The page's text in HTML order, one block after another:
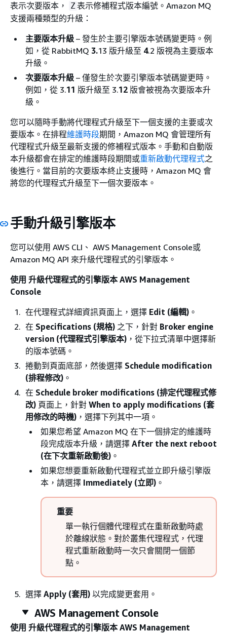
表示次要版本， Z表示修補程式版本編號。Amazon MQ
支援兩種類型的升級：
主要版本升級 – 發生於主要引擎版本號碼變更時。例
如，從 RabbitMQ 3.13 版升級至 4.2 版視為主要版本
升級。
次要版本升級 – 僅發生於次要引擎版本號碼變更時。
例如，從 3.11 版升級至 3.12 版會被視為次要版本升
級。
您可以隨時手動將代理程式升級至下一個支援的主要或次
要版本。在排程維護時段期間，Amazon MQ 會管理所有
代理程式升級至最新支援的修補程式版本。手動和自動版
本升級都會在排定的維護時段期間或重新啟動代理程式之
後進行。當目前的次要版本終止支援時，Amazon MQ 會
將您的代理程式升級至下一個次要版本。
手動升級引擎版本
您可以使用 AWS CLI、 AWS Management Console或
Amazon MQ API 來升級代理程式的引擎版本。
使用 升級代理程式的引擎版本 AWS Management
Console
在代理程式詳細資訊頁面上，選擇 Edit (編輯) 。
在 Specifications (規格) 之下，針對 Broker engine
version (代理程式引擎版本) ，從下拉式清單中選擇新
的版本號碼。
捲動到頁面底部，然後選擇 Schedule modification
(排程修改) 。
在 Schedule broker modifications (排定代理程式修
改) 頁面上，針對 When to apply modifications (套
用修改的時機) ，選擇下列其中一項。
如果您希望 Amazon MQ 在下一個排定的維護時
段完成版本升級，請選擇 After the next reboot
(在下次重新啟動後) 。
如果您想要重新啟動代理程式並立即升級引擎版
本，請選擇 Immediately (立即) 。
重要
單一執行個體代理程式在重新啟動時處
於離線狀態。對於叢集代理程式，代理
程式重新啟動時一次只會關閉一個節
點。
選擇 Apply (套用) 以完成變更套用。
AWS Management Console
使用 升級代理程式的引擎版本 AWS Management